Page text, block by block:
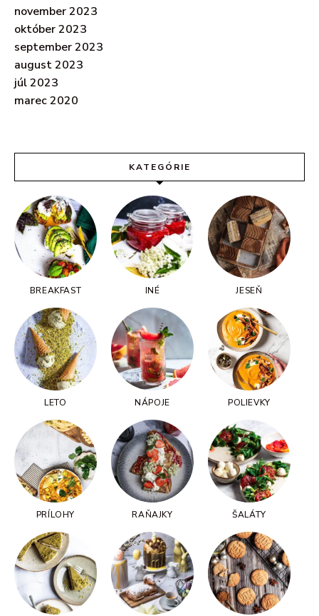
november 2023
október 2023
september 2023
august 2023
júl 2023
marec 2020
KATEGÓRIE
BREAKFAST INÉ JESEŇ
LETO NÁPOJE POLIEVKY
PRÍLOHY RAŇAJKY ŠALÁTY